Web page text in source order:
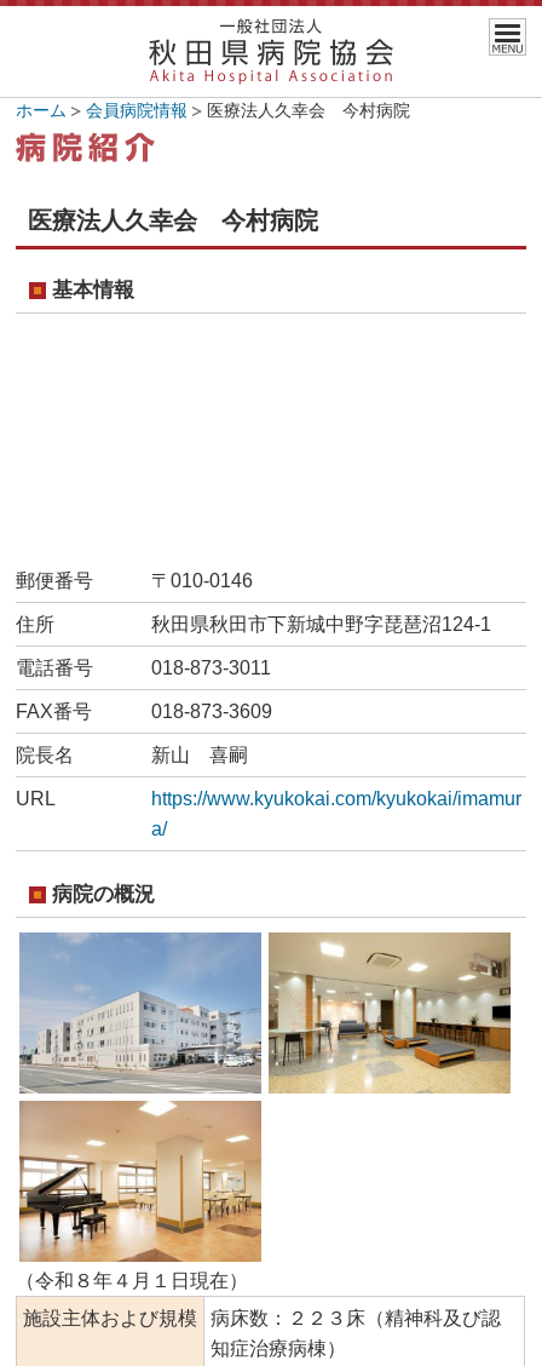
ホーム 会員病院情報 医療法人久幸会 今村病院
医療法人久幸会 今村病院
基本情報
郵便番号 〒010-0146
住所 秋田県秋田市下新城中野字琵琶沼124-1
電話番号 018-873-3011
FAX番号 018-873-3609
院長名 新山 喜嗣
URL
https://www.kyukokai.com/kyukokai/imamur
a/
病院の概況
（令和８年４月１日現在）
施設主体および規模
病床数：２２３床（精神科及び認
知症治療病棟）